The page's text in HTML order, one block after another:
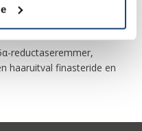
de synthese
reductaseremmer,
haaruitval finasteride en